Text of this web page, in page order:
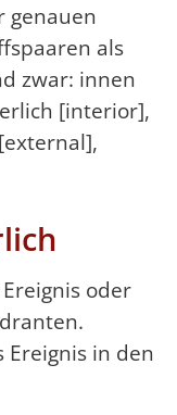
genauen
als
zwar: innen
[interior],
oder
Ereignis in den